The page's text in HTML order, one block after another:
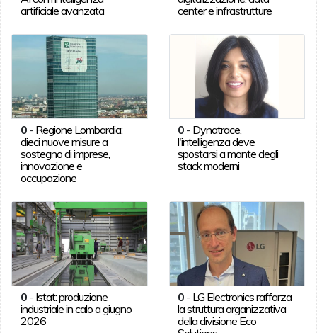
artificiale avanzata
center e infrastrutture
0- Regione Lombardia:
dieci nuove misure a
sostegno di imprese,
innovazione e
occupazione
0 - Dynatrace,
l'intelligenza deve
spostarsi a monte degli
stack moderni
0- Istat: produzione
industriale in calo a giugno
2026
0 - LG Electronics rafforza
la struttura organizzativa
della divisione Eco